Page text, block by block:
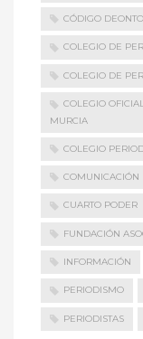
CÓDIGO
COLEGIO DE
COLEGIO DE
COLEGIO
MURCIA
COLEGIO
COMUNICACIÓN
CUARTO PODER
FUNDACIÓN
INFORMACIÓN
PERIODISMO
PERIODISTAS